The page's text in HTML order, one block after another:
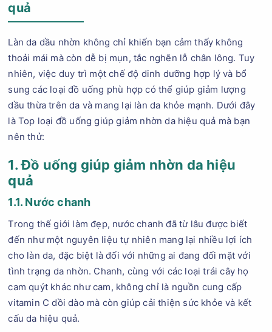
quả
Làn da dầu nhờn không chỉ khiến bạn cảm thấy không
thoải mái mà còn dễ bị mụn, tắc nghẽn lỗ chân lông. Tuy
nhiên, việc duy trì một chế độ dinh dưỡng hợp lý và bổ
sung các loại đồ uống phù hợp có thể giúp giảm lượng
dầu thừa trên da và mang lại làn da khỏe mạnh. Dưới đây
là Top loại đồ uống giúp giảm nhờn da hiệu quả mà bạn
nên thử:
1. Đồ uống giúp giảm nhờn da hiệu
quả
1.1. Nước chanh
Trong thế giới làm đẹp, nước chanh đã từ lâu được biết
đến như một nguyên liệu tự nhiên mang lại nhiều lợi ích
cho làn da, đặc biệt là đối với những ai đang đối mặt với
tình trạng da nhờn. Chanh, cùng với các loại trái cây họ
cam quýt khác như cam, không chỉ là nguồn cung cấp
vitamin C dồi dào mà còn giúp cải thiện sức khỏe và kết
cấu da hiệu quả.